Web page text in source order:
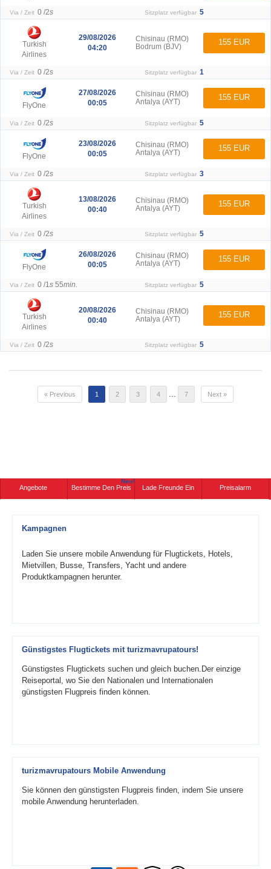
Via / Zeit 0 /2s Sitzplatz verfügbar 5
Turkish
Airlines
29/08/2026
04:20
Chisinau (RMO)
Bodrum (BJV)
Via / Zeit 0 /2s Sitzplatz verfügbar 1
155 EUR
FlyOne
27/08/2026
00:05
Chisinau (RMO)
Antalya (AYT)
Via / Zeit 0 /2s Sitzplatz verfügbar 5
155 EUR
FlyOne
23/08/2026
00:05
Chisinau (RMO)
Antalya (AYT)
Via / Zeit 0 /2s Sitzplatz verfügbar 3
155 EUR
Turkish
Airlines
13/08/2026
00:40
Chisinau (RMO)
Antalya (AYT)
Via / Zeit 0 /2s Sitzplatz verfügbar 5
155 EUR
FlyOne
26/08/2026
00:05
Chisinau (RMO)
Antalya (AYT)
Via / Zeit 0 /1s 55min. Sitzplatz verfügbar 5
155 EUR
Turkish
Airlines
20/08/2026
00:40
Chisinau (RMO)
Antalya (AYT)
Via / Zeit 0 /2s Sitzplatz verfügbar 5
155 EUR
« Previous 1 2 3 4 ... 7 Next »
Angebote Bestimme Den Preis
Neu!
Lade Freunde Ein Preisalarm
Kampagnen
Laden Sie unsere mobile Anwendung für Flugtickets, Hotels,
Mietvillen, Busse, Transfers, Yacht und andere
Produktkampagnen herunter.
Günstigstes Flugtickets mit turizmavrupatours!
Günstigstes Flugtickets suchen und gleich buchen.Der einzige
Reiseportal, wo Sie den Nationalen und Internationalen
günstigsten Flugpreis finden können.
turizmavrupatours Mobile Anwendung
Sie können den günstigsten Flugpreis finden, indem Sie unsere
mobile Anwendung herunterladen.